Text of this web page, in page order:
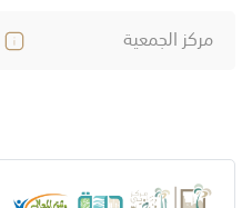
مركز الجمعية